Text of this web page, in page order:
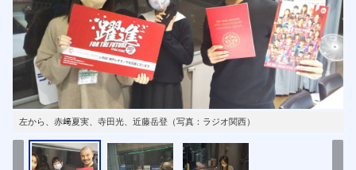
左から、赤﨑夏実、寺田光、近藤岳登（写真：ラジオ関西）